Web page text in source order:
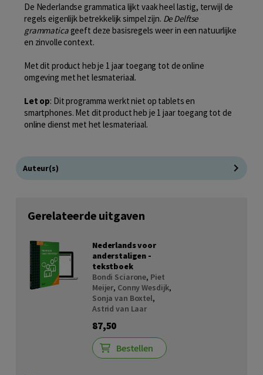
De Nederlandse grammatica lijkt vaak heel lastig, terwijl de
regels eigenlijk betrekkelijk simpel zijn. De Delftse
grammaticageeft deze basisregels weer in een natuurlijke
en zinvolle context.
Met dit product heb je 1 jaar toegang tot de online
omgeving met het lesmateriaal.
Let op: Dit programma werkt niet op tablets en
smartphones. Met dit product heb je 1 jaar toegang tot de
online dienst met het lesmateriaal.
Auteur(s)
Gerelateerde uitgaven
Nederlands voor
anderstaligen -
tekstboek
Bondi Sciarone, Piet
Meijer, Conny Wesdijk,
Sonja van Boxtel,
Astrid van Laar
87,50
Bestellen